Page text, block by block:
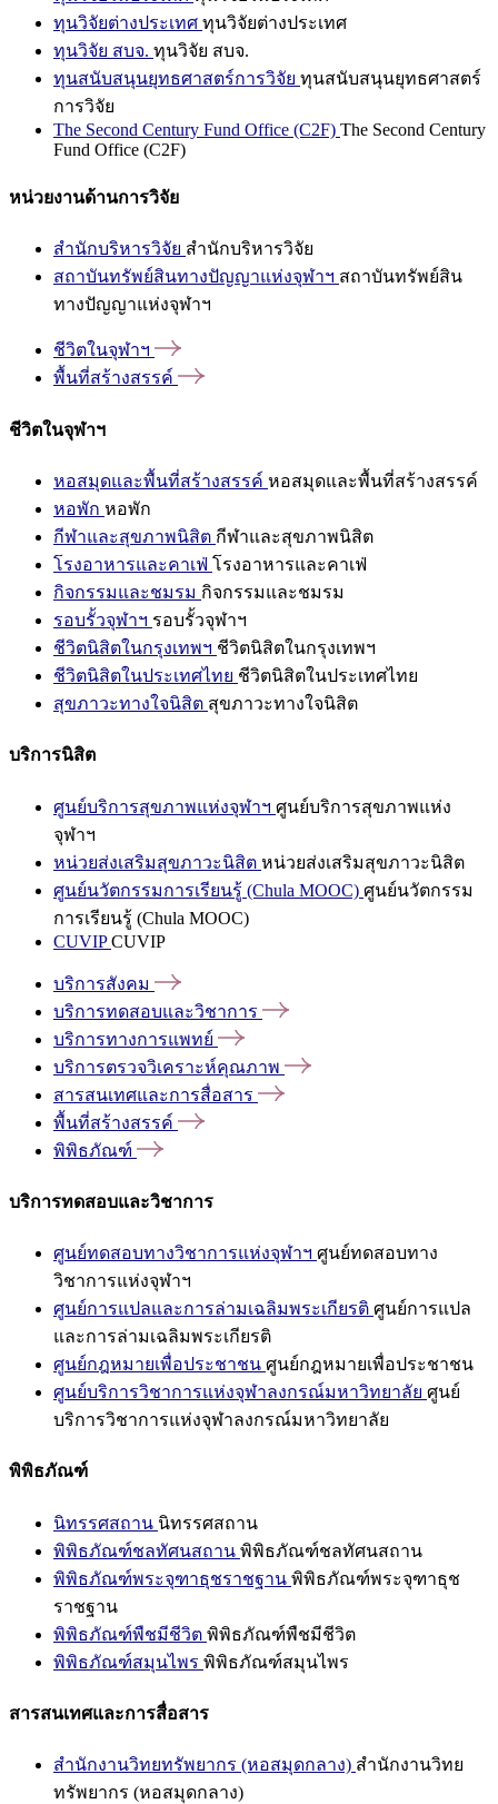
ทุนวิจัยต่างประเทศ ทุนวิจัยต่างประเทศ
ทุนวิจัย สบจ. ทุนวิจัย สบจ.
ทุนสนับสนุนยุทธศาสตร์การวิจัย ทุนสนับสนุนยุทธศาสตร์
การวิจัย
The Second Century Fund Office (C2F) The Second Century
Fund Office (C2F)
หน่วยงานด้านการวิจัย
สำนักบริหารวิจัย สำนักบริหารวิจัย
สถาบันทรัพย์สินทางปัญญาแห่งจุฬาฯ สถาบันทรัพย์สิน
ทางปัญญาแห่งจุฬาฯ
ชีวิตในจุฬาฯ
พื้นที่สร้างสรรค์
ชีวิตในจุฬาฯ
หอสมุดและพื้นที่สร้างสรรค์ หอสมุดและพื้นที่สร้างสรรค์
หอพัก หอพัก
กีฬาและสุขภาพนิสิต กีฬาและสุขภาพนิสิต
โรงอาหารและคาเฟ่ โรงอาหารและคาเฟ่
กิจกรรมและชมรม กิจกรรมและชมรม
รอบรั้วจุฬาฯ รอบรั้วจุฬาฯ
ชีวิตนิสิตในกรุงเทพฯ ชีวิตนิสิตในกรุงเทพฯ
ชีวิตนิสิตในประเทศไทย ชีวิตนิสิตในประเทศไทย
สุขภาวะทางใจนิสิต สุขภาวะทางใจนิสิต
บริการนิสิต
ศูนย์บริการสุขภาพแห่งจุฬาฯ ศูนย์บริการสุขภาพแห่ง
จุฬาฯ
หน่วยส่งเสริมสุขภาวะนิสิต หน่วยส่งเสริมสุขภาวะนิสิต
ศูนย์นวัตกรรมการเรียนรู้ (Chula MOOC) ศูนย์นวัตกรรม
การเรียนรู้ (Chula MOOC)
CUVIPCUVIP
บริการสังคม
บริการทดสอบและวิชาการ
บริการทางการแพทย์
บริการตรวจวิเคราะห์คุณภาพ
สารสนเทศและการสื่อสาร
พื้นที่สร้างสรรค์
พิพิธภัณฑ์
บริการทดสอบและวิชาการ
ศูนย์ทดสอบทางวิชาการแห่งจุฬาฯ ศูนย์ทดสอบทาง
วิชาการแห่งจุฬาฯ
ศูนย์การแปลและการล่ามเฉลิมพระเกียรติ ศูนย์การแปล
และการล่ามเฉลิมพระเกียรติ
ศูนย์กฎหมายเพื่อประชาชน ศูนย์กฎหมายเพื่อประชาชน
ศูนย์บริการวิชาการแห่งจุฬาลงกรณ์มหาวิทยาลัย ศูนย์
บริการวิชาการแห่งจุฬาลงกรณ์มหาวิทยาลัย
พิพิธภัณฑ์
นิทรรศสถาน นิทรรศสถาน
พิพิธภัณฑ์ชลทัศนสถาน พิพิธภัณฑ์ชลทัศนสถาน
พิพิธภัณฑ์พระจุฑาธุชราชฐาน พิพิธภัณฑ์พระจุฑาธุช
ราชฐาน
พิพิธภัณฑ์พืชมีชีวิต พิพิธภัณฑ์พืชมีชีวิต
พิพิธภัณฑ์สมุนไพร พิพิธภัณฑ์สมุนไพร
สารสนเทศและการสื่อสาร
สำนักงานวิทยทรัพยากร (หอสมุดกลาง) สำนักงานวิทย
ทรัพยากร (หอสมุดกลาง)